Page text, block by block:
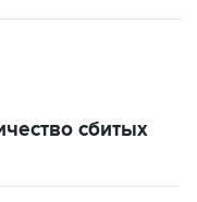
сбитых